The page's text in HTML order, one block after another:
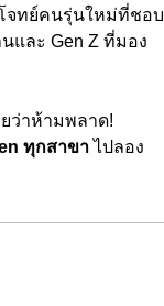
จทย์คนรุ่นใหม่ที่ชอบ
และ Gen Z ที่มอง
ว่าห้ามพลาด!
ทุกสาขาไปลอง